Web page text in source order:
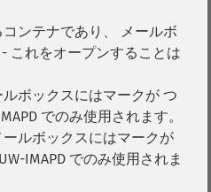
コンテナであり、 メールボ
これをオープンすることは
ボックスにはマークが つ
でのみ使用されます。
ールボックスにはマークが
IMAPD でのみ使用されま